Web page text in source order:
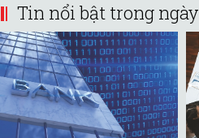
Tin nổi bật trong ngày